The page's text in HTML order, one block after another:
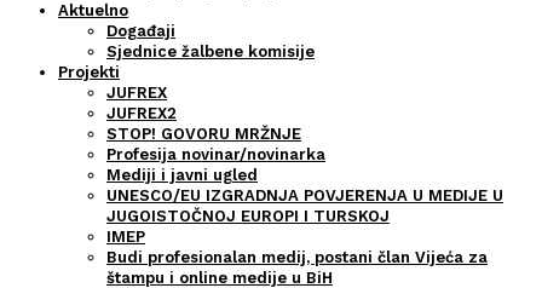
Aktuelno
Događaji
Sjednice žalbene komisije
Projekti
JUFREX
JUFREX2
STOP! GOVORU MRŽNJE
Profesija novinar/novinarka
Mediji i javni ugled
UNESCO/EU IZGRADNJA POVJERENJA U MEDIJE U
JUGOISTOČNOJ EUROPI I TURSKOJ
IMEP
Budi profesionalan medij, postani član Vijeća za
štampu i online medije u BiH